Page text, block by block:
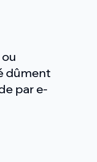
dûment
par e-